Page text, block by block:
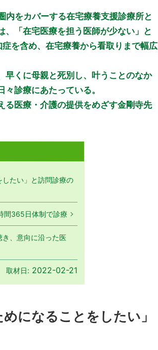
内をカバーする在宅療養支援診療所と
、「在宅医療を担う医師が少ない」と
を含め、在宅療養から看取りまで幅広
早くに母親と死別し、叶うことのなか
診療にあたっている。
る医療・介護の提供をめざす金剛寺先
たい」と訪問診療の
間365日体制で診療
き、意向に沿った医
取材日: 2022-02-21
になることをしたい」